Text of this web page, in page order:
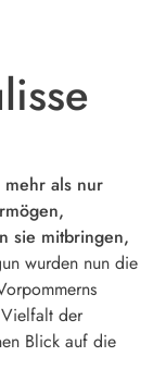
als nur
sie mitbringen,
wurden nun die
der
Blick auf die